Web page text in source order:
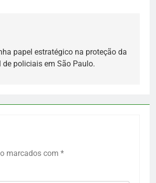
papel estratégico na proteção da
de policiais em São Paulo.
marcados com *